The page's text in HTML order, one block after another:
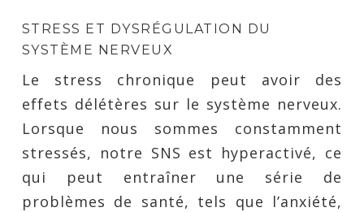
STRESS ET DYSRÉGULATION DU
SYSTÈME NERVEUX
Le stress chronique peut avoir des
effets délétères sur le système nerveux.
Lorsque nous sommes constamment
stressés, notre SNS est hyperactivé, ce
qui peut entraîner une série de
problèmes de santé, tels que l’anxiété,